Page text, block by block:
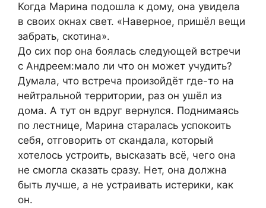
Когда Марина подошла к дому, она увидела
в своих окнах свет. «Наверное, пришёл вещи
забрать, скотина».
До сих пор она боялась следующей встречи
с Андреем:мало ли что он может учудить?
Думала, что встреча произойдёт где-то на
нейтральной территории, раз он ушёл из
дома. А тут он вдруг вернулся. Поднимаясь
по лестнице, Марина старалась успокоить
себя, отговорить от скандала, который
хотелось устроить, высказать всё, чего она
не смогла сказать сразу. Нет, она должна
быть лучше, а не устраивать истерики, как
он.